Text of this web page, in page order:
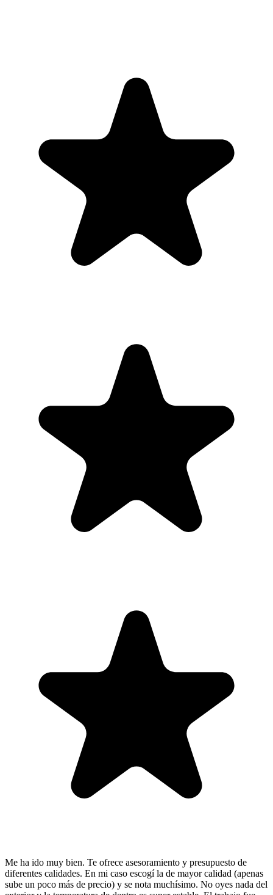
Me ha ido muy bien. Te ofrece asesoramiento y presupuesto de
diferentes calidades. En mi caso escogí la de mayor calidad (apenas
sube un poco más de precio) y se nota muchísimo. No oyes nada del